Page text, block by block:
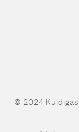
© 2024 Kuldīgas